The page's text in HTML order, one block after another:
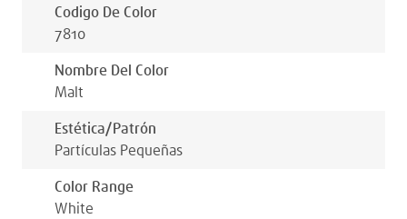
Codigo De Color
7810
Nombre Del Color
Malt
Estética/patrón
Partículas Pequeñas
Color Range
White